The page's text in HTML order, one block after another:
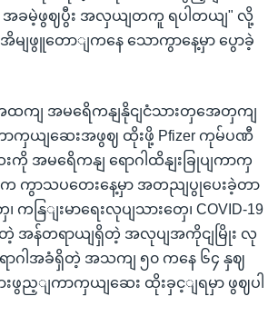
အခမဲ့ဖွဈပွီး အလှယျတကူ ရပါတယျ" လို့
မျဖွူတောျကနေ သောကွာနေ့မှာ ပွောခဲ့
ကျ အမရေိကနျနိုငျငံသားတှအေတှကျ
ကှယျဆေးအဖွဈ ထိုးဖို့ Pfizer ကုမ်ပဏီ
အမရေိကနျ ရောဂါထိနျးခြုပျကာကှ
က ကွာသပတေးနေ့မှာ အတညျပွုပေးခဲ့တာ
ကနြျးမာရေးလုပျသားတှေ၊ COVID-19
ျတဲ့ အန်တရာယျရှိတဲ့ အလုပျအကိုငျမြိုး လု
ောဂါအခံရှိတဲ့ အသကျ ၅၀ ကနေ ၆၄ နှဈ
ဖွည့ျကာကှယျဆေး ထိုးခှင့ျရမှာ ဖွဈပါ